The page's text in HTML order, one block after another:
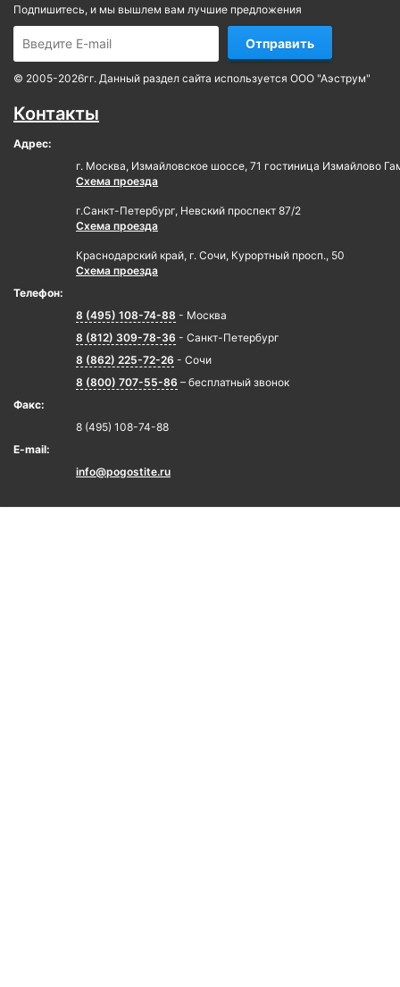
Подпишитесь, и мы вышлем вам лучшие предложения
Отправить
© 2005-2026гг. Данный раздел сайта используется ООО "Аэструм"
Контакты
Адрес:
г. Москва, Измайловское шоссе, 71 гостиница Измайлово
Схема проезда
г.Санкт-Петербург, Невский проспект 87/2
Схема проезда
Краснодарский край, г. Сочи, Курортный просп., 50
Схема проезда
Телефон:
8 (495) 108-74-88 - Москва
8 (812) 309-78-36 - Санкт-Петербург
8 (862) 225-72-26 - Сочи
8 (800) 707-55-86 – бесплатный звонок
Факс:
8 (495) 108-74-88
E-mail:
info@pogostite.ru